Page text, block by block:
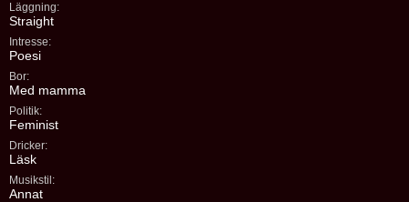
Läggning:
Straight
Intresse:
Poesi
Bor:
Med mamma
Politik:
Feminist
Dricker:
Läsk
Musikstil:
Annat